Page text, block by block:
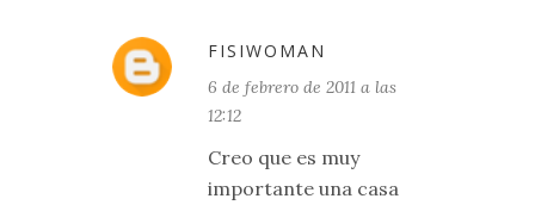
FISIWOMAN
6 de febrero de 2011 a las
12:12
Creo que es muy
importante una casa